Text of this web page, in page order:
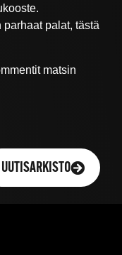
palat, tästä
matsin
UUTISARKISTO